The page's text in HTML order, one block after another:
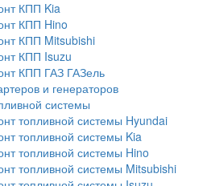
КПП Kia
КПП Hino
КПП Mitsubishi
КПП Isuzu
КПП ГАЗ ГАЗель
и генераторов
системы
топливной системы Hyundai
топливной системы Kia
топливной системы Hino
топливной системы Mitsubishi